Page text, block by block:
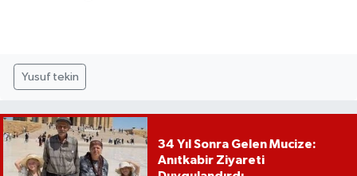
Yusuf tekin
34 Yıl Sonra Gelen Mucize:
Anıtkabir Ziyareti